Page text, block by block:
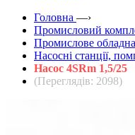
Головна —›
Промисловий
Промислове
Насосні станції,
Насос 4SRm 1,5/25
(Переглядів: 2098)